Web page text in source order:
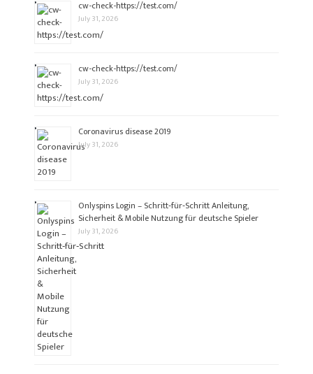
cw-check-https://test.com/
July 31, 2026
cw-check-https://test.com/
July 31, 2026
Coronavirus disease 2019
July 31, 2026
Onlyspins Login – Schritt‑für‑Schritt Anleitung,
Sicherheit & Mobile Nutzung für deutsche Spieler
July 31, 2026